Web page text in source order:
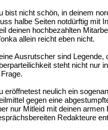
bist nicht schön, in deinem
halbe Seiten notdürftig mit
deinen hochbezahlten
allein reicht eben nicht.
Ausrutscher sind
steht nicht nur
eröffnetest neulich ein
gegen eine
nur Mitleid mit deinen
Redakteure